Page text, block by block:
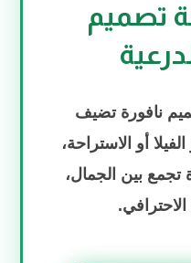
تصميم
نافورة تضيف
أو الاستراحة،
تجمع بين الجمال،
الاحترافي.